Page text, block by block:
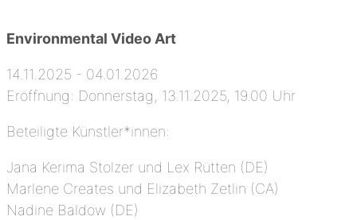
Environmental Video Art
14.11.2025 - 04.01.2026
Eröffnung: Donnerstag, 13.11.2025, 19.00 Uhr
Beteiligte Künstler*innen:
Jana Kerima Stolzer und Lex Rütten (DE)
Marlene Creates und Elizabeth Zetlin (CA)
Nadine Baldow (DE)